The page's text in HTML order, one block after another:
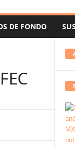
DE FONDO